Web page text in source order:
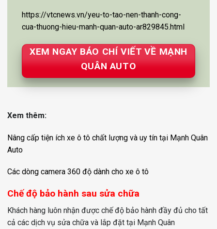
https://vtcnews.vn/yeu-to-tao-nen-thanh-cong-
cua-thuong-hieu-manh-quan-auto-ar829845.html
XEM NGAY BÁO CHÍ VIẾT VỀ MẠNH
QUÂN AUTO
Xem thêm:
Nâng cấp tiện ích xe ô tô chất lượng và uy tín tại Mạnh Quân
Auto
Các dòng camera 360 độ dành cho xe ô tô
Chế độ bảo hành sau sửa chữa
Khách hàng luôn nhận được chế độ bảo hành đầy đủ cho tất
cả các dịch vụ sửa chữa và lắp đặt tại Mạnh Quân